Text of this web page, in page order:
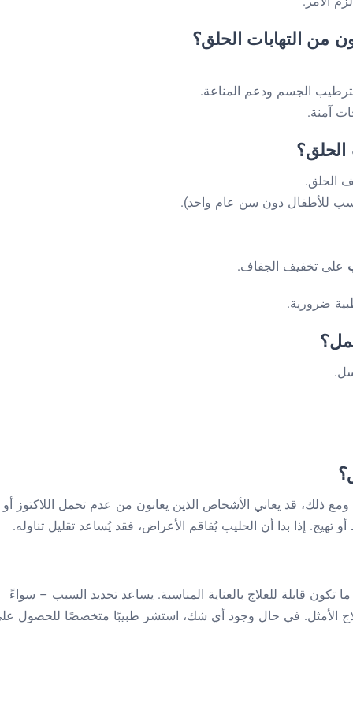
من التهابات الحلق؟
الجسم ودعم المناعة.
آمنة.
الحلق؟
الحلق.
للأطفال دون سن عام واحد).
على تخفيف الجفاف.
ضرورية.
ومع ذلك، قد يعاني الأشخاص الذين يعانون من عدم تحمل اللاكتوز أو
تهيج. إذا بدا أن الحليب يُفاقم الأعراض، فقد يُساعد تقليل تناوله.
تكون قابلة للعلاج بالعناية المناسبة. يساعد تحديد السبب – سواءً
الأمثل. في حال وجود أي شك، استشر طبيبًا متخصصًا للحصول